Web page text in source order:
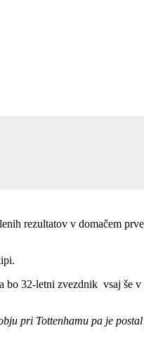
rezultatov v domačem
bo 32-letni zvezdnik vsaj še
pri Tottenhamu pa je